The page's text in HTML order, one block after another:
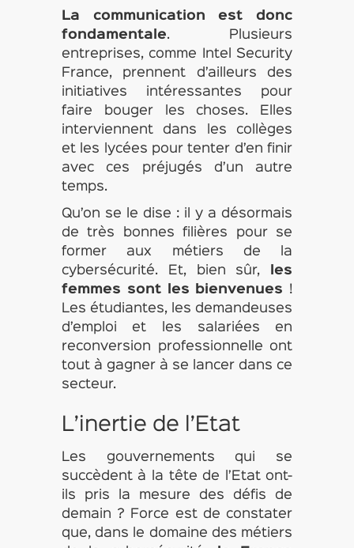
La communication est donc
fondamentale. Plusieurs
entreprises, comme Intel Security
France, prennent d’ailleurs des
initiatives intéressantes pour
faire bouger les choses. Elles
interviennent dans les collèges
et les lycées pour tenter d’en finir
avec ces préjugés d’un autre
temps.
Qu’on se le dise : il y a désormais
de très bonnes filières pour se
former aux métiers de la
cybersécurité. Et, bien sûr,
les
femmes sont les bienvenues !
Les étudiantes, les demandeuses
d’emploi et les salariées en
reconversion professionnelle ont
tout à gagner à se lancer dans ce
secteur.
L’inertie de l’Etat
Les gouvernements qui se
succèdent à la tête de l’Etat ont-
ils pris la mesure des défis de
demain ? Force est de constater
que, dans le domaine des métiers